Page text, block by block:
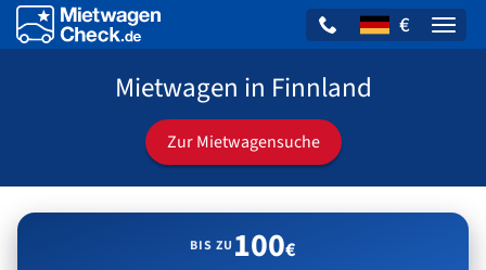
€
Mietwagen in Finnland
Zur Mietwagensuche
BIS ZU 100€